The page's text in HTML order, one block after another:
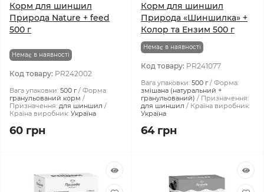
Корм для шиншил
Природа Nature + feed
500 г
Немає в наявності
Код товару: PR242002
Вага упаковки: 500 г
Форма:
гранульований корм
Призначення: для шиншил
Країна виробник: Україна
60 грн
Корм для шиншил
Природа «Шиншилка» +
Колор та Ензим 500 г
Немає в наявності
Код товару: PR241077
Вага упаковки: 500 г
Форма:
змішана (натуральний +
гранульований)
Призначення:
для шиншил
Країна виробник:
Україна
64 грн